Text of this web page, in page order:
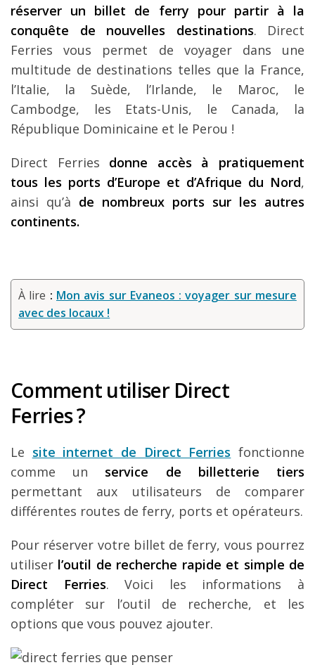
réserver un billet de ferry pour partir à la
conquête de nouvelles destinations. Direct
Ferries vous permet de voyager dans une
multitude de destinations telles que la France,
l’Italie, la Suède, l’Irlande, le Maroc, le
Cambodge, les Etats-Unis, le Canada, la
République Dominicaine et le Perou !
Direct Ferries donne accès à pratiquement
tous les ports d’Europe et d’Afrique du Nord,
ainsi qu’à de nombreux ports sur les autres
continents.
À lire : Mon avis sur Evaneos : voyager sur mesure
avec des locaux !
Comment utiliser Direct
Ferries ?
Le site internet de Direct Ferries fonctionne
comme un service de billetterie tiers
permettant aux utilisateurs de comparer
différentes routes de ferry, ports et opérateurs.
Pour réserver votre billet de ferry, vous pourrez
utiliser l’outil de recherche rapide et simple de
Direct Ferries. Voici les informations à
compléter sur l’outil de recherche, et les
options que vous pouvez ajouter.